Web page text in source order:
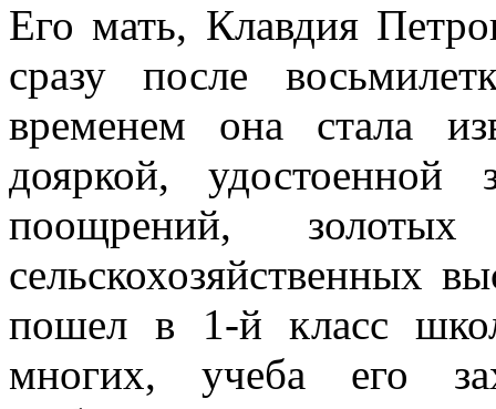
Его мать, Клавдия
сразу после
временем она стала
дояркой,
поощрений,
сельскохозяйственных
пошел в 1-й класс
многих, учеба его